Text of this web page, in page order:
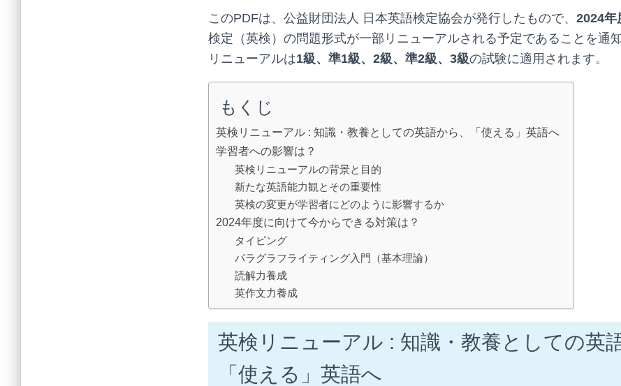
このPDFは、公益財団法人 日本英語検定協会が発行したもので、 2024年
検定（英検）の問題形式が一部リニューアルされる予定であることを通
リニューアルは1級、準1級、2級、準2級、3級の試験に適用されます。
もくじ
英検リニューアル : 知識・教養としての英語から、「使える」英語へ
学習者への影響は？
英検リニューアルの背景と目的
新たな英語能力観とその重要性
英検の変更が学習者にどのように影響するか
2024年度に向けて今からできる対策は？
タイピング
パラグラフライティング入門（基本理論）
読解力養成
英作文力養成
英検リニューアル : 知識・教養としての英
「使える」英語へ